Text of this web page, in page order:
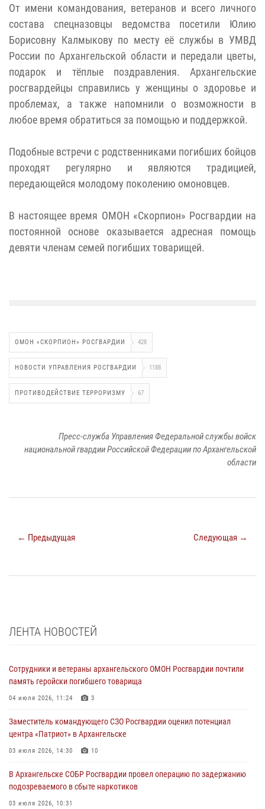
От имени командования, ветеранов и всего личного
состава спецназовцы ведомства посетили Юлию
Борисовну Калмыкову по месту её службы в УМВД
России по Архангельской области и передали цветы,
подарок и тёплые поздравления. Архангельские
росгвардейцы справились у женщины о здоровье и
проблемах, а также напомнили о возможности в
любое время обратиться за помощью и поддержкой.
Подобные встречи с родственниками погибших бойцов
проходят регулярно и являются традицией,
передающейся молодому поколению омоновцев.
В настоящее время ОМОН «Скорпион» Росгвардии на
постоянной основе оказывается адресная помощь
девяти членам семей погибших товарищей.
ОМОН «СКОРПИОН» РОСГВАРДИИ 428
НОВОСТИ УПРАВЛЕНИЯ РОСГВАРДИИ 1188
ПРОТИВОДЕЙСТВИЕ ТЕРРОРИЗМУ 67
Пресс-служба Управления Федеральной службы войск
национальной гвардии Российской Федерации по Архангельской
области
← Предыдущая Следующая →
ЛЕНТА НОВОСТЕЙ
Сотрудники и ветераны архангельского ОМОН Росгвардии почтили
память геройски погибшего товарища
04 июля 2026, 11:24 3
Заместитель командующего СЗО Росгвардии оценил потенциал
центра «Патриот» в Архангельске
03 июля 2026, 14:30 10
В Архангельске СОБР Росгвардии провел операцию по задержанию
подозреваемого в сбыте наркотиков
03 июля 2026, 10:31